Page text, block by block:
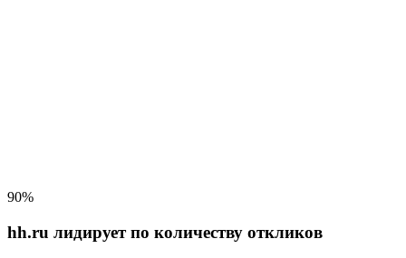
90%
hh.ru лидирует по количеству откликов